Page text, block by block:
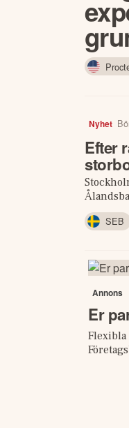
Nyhet
Efter
SEB
Annons
Er
Flexibla